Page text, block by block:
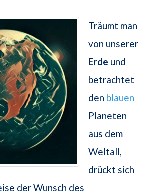
Träumt man
von unserer
Erde und
betrachtet
den blauen
Planeten
aus dem
Weltall,
drückt sich
der Wunsch des